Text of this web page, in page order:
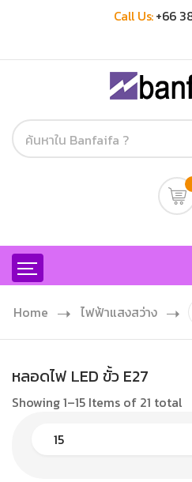
Call Us:+66
Home ไฟฟ้าแสงสว่าง
หลอดไฟ LED ขั้ว E27
Showing 1–15 Items of 21 total